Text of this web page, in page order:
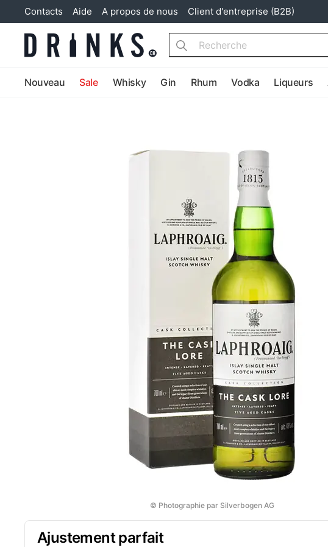
Contacts Aide A propos de nous Client d'entreprise (B2B)
Search
Nouveau Sale Whisky Gin Rhum Vodka Liqueurs
© Photographie par Silverbogen AG
Ajustement parfait